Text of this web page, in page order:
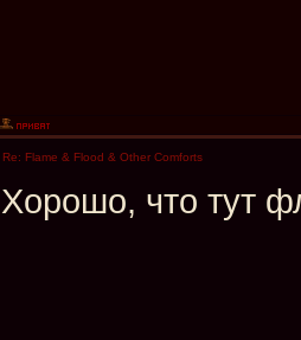
Re: Flame & Flood & Other Comforts
Хорошо, что тут